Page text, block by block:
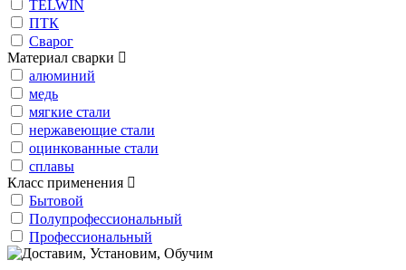
TELWIN
ПТК
Сварог
Материал сварки
алюминий
медь
мягкие стали
нержавеющие стали
оцинкованные стали
сплавы
Класс применения
Бытовой
Полупрофессиональный
Профессиональный